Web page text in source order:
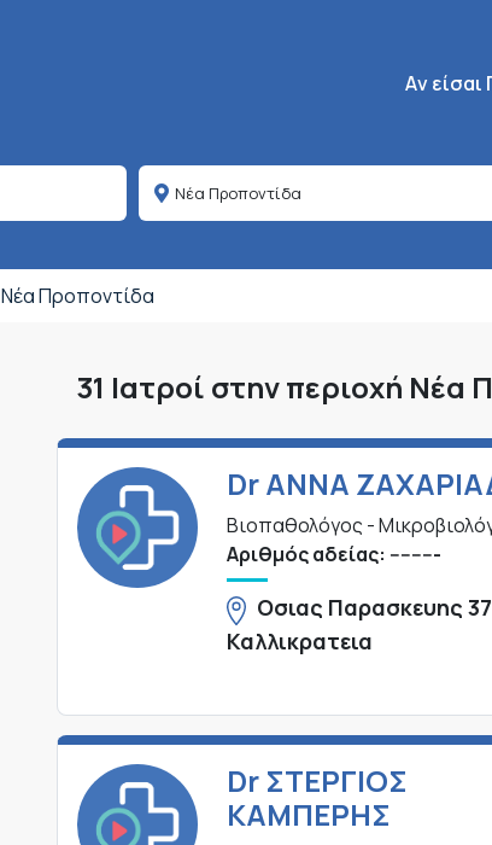
Κεντρική
Aν
Νέα Προποντίδα
31 Ιατροί στην περιοχή Νέα
Dr ΑΝΝΑ
Βιοπαθολόγος -
Αριθμός αδείας: ---------
Οσιας Παρασκευης
Καλλικρατεια
Dr ΣΤΕΡΓΙΟΣ
ΚΑΜΠΕΡΗΣ